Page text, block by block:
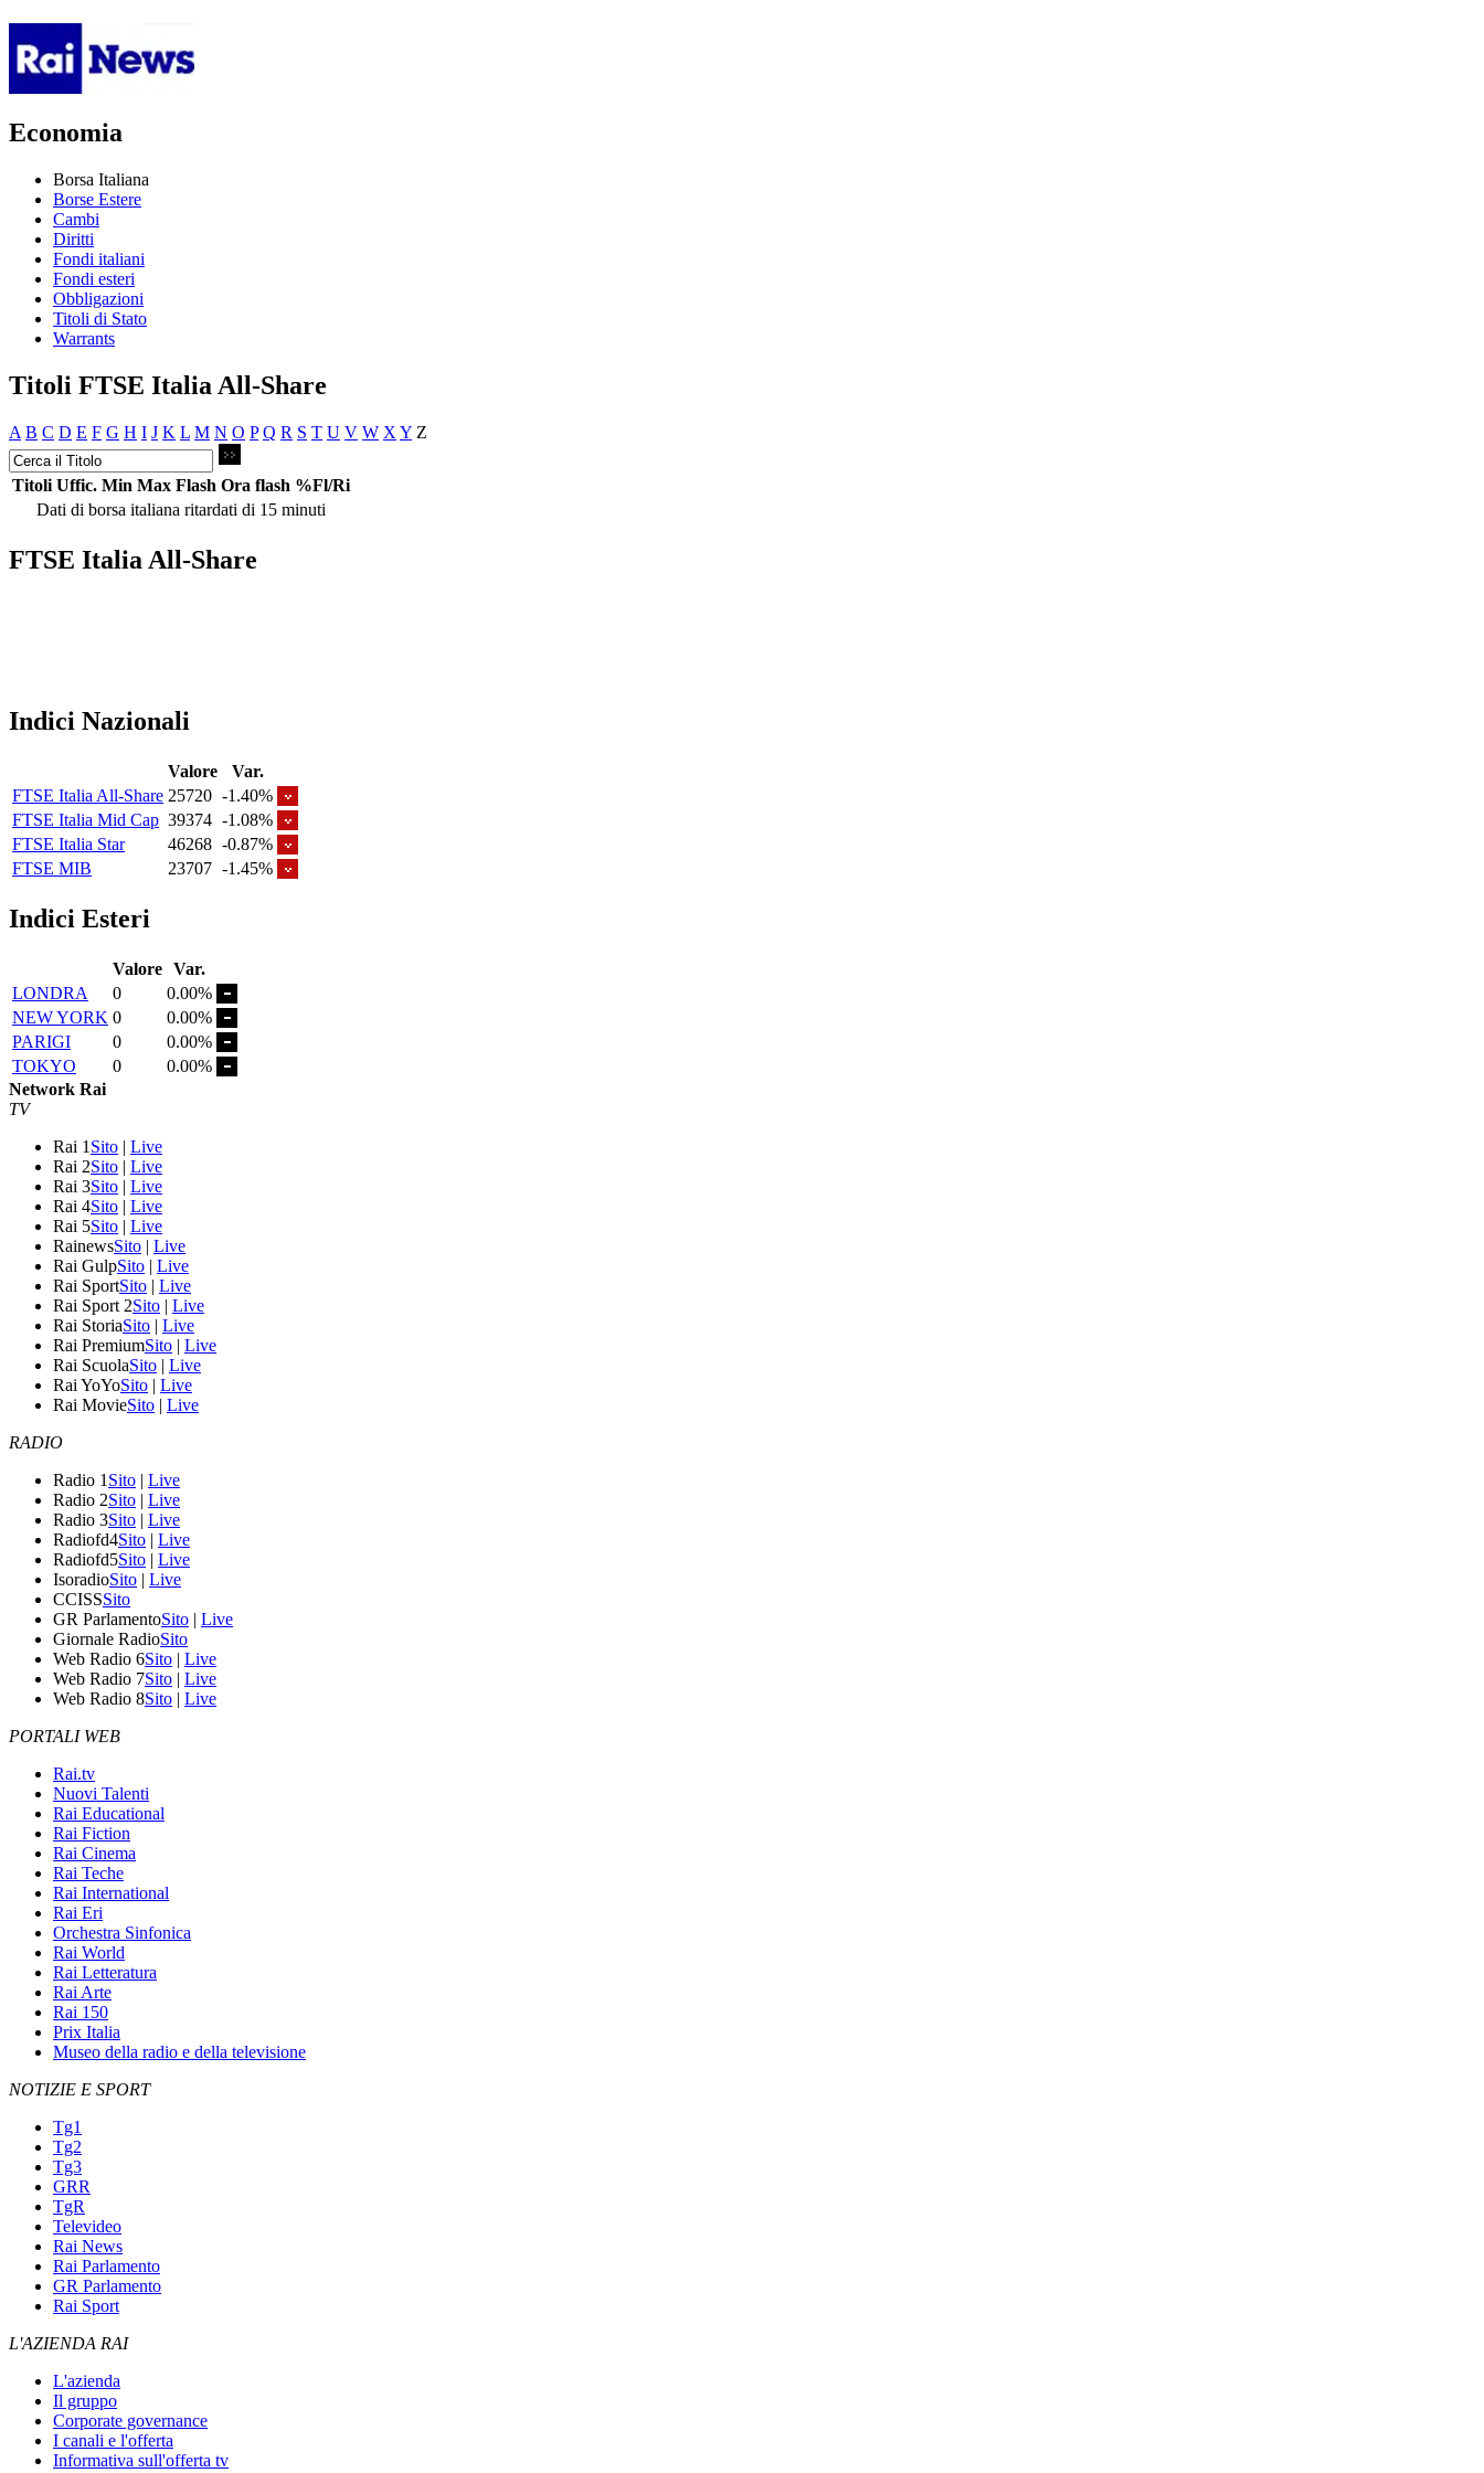
Economia
Borsa Italiana
Borse Estere
Cambi
Diritti
Fondi italiani
Fondi esteri
Obbligazioni
Titoli di Stato
Warrants
Titoli FTSE Italia All-Share
A B C D E F G H I J K L M N O P Q R S T U V W X Y Z
Titoli Uffic. Min Max Flash Ora flash %Fl/Ri
Dati di borsa italiana ritardati di 15 minuti
FTSE Italia All-Share
Indici Nazionali
Valore
Var.
FTSE Italia All-Share 25720 -1.40%
FTSE Italia Mid Cap 39374 -1.08%
FTSE Italia Star
46268 -0.87%
FTSE MIB
23707 -1.45%
Indici Esteri
Valore Var.
LONDRA
0
0.00%
NEW YORK 0
0.00%
PARIGI
0
0.00%
TOKYO
0
0.00%
Network Rai
TV
Rai 1 Sito | Live
Rai 2Sito | Live
Rai 3Sito | Live
Rai 4Sito | Live
Rai 5Sito | Live
RainewsSito | Live
Rai GulpSito | Live
Rai SportSito | Live
Rai Sport 2Sito | Live
Rai StoriaSito | Live
Rai PremiumSito | Live
Rai ScuolaSito | Live
Rai YoYoSito | Live
Rai MovieSito | Live
RADIO
Radio 1 Sito | Live
Radio 2Sito | Live
Radio 3Sito | Live
Radiofd4Sito | Live
Radiofd5Sito | Live
IsoradioSito | Live
CCISSSito
GR ParlamentoSito | Live
Giornale RadioSito
Web Radio 6Sito | Live
Web Radio 7Sito | Live
Web Radio 8Sito | Live
PORTALI WEB
Rai.tv
Nuovi Talenti
Rai Educational
Rai Fiction
Rai Cinema
Rai Teche
Rai International
Rai Eri
Orchestra Sinfonica
Rai World
Rai Letteratura
Rai Arte
Rai 150
Prix Italia
Museo della radio e della televisione
NOTIZIE E SPORT
Tg1
Tg2
Tg3
GRR
TgR
Televideo
Rai News
Rai Parlamento
GR Parlamento
Rai Sport
L'AZIENDA RAI
L'azienda
Il gruppo
Corporate governance
I canali e l'offerta
Informativa sull'offerta tv